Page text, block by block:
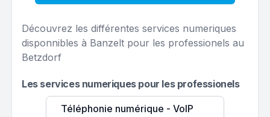
Découvrez les différentes services numeriques
disponnibles à Banzelt pour les professionels au
Betzdorf
Les services numeriques pour les professionels
Téléphonie numérique - VoIP